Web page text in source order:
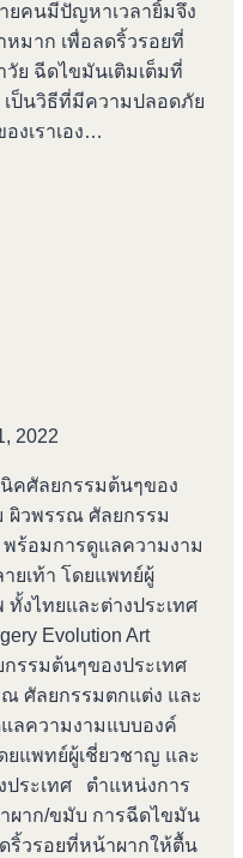
ยคนมีปัญหาเวลายิ้มจึง
มาก เพื่อลดริ้วรอยที่
ย ฉีดไขมันเติมเต็มที่
เป็นวิธีที่มีความปลอดภัย
องเราเอง…
2022
คศัลยกรรมต้นๆของ
ผิวพรรณ ศัลยกรรม
พร้อมการดูแลความงาม
ยเท้า โดยแพทย์ผู้
งไทยและต่างประเทศ
Evolution Art
กรรมต้นๆของประเทศ
ศัลยกรรมตกแต่ง และ
ลความงามแบบองค์
ยแพทย์ผู้เชี่ยวชาญ และ
ประเทศ ตำแหน่งการ
ผาก/ขมับ การฉีดไขมัน
ริ้วรอยที่หน้าผากให้ตื้น